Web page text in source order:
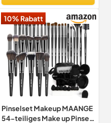
10% Rabatt
Pinselset Makeup MAANGE
54-teiliges Make up Pinsel